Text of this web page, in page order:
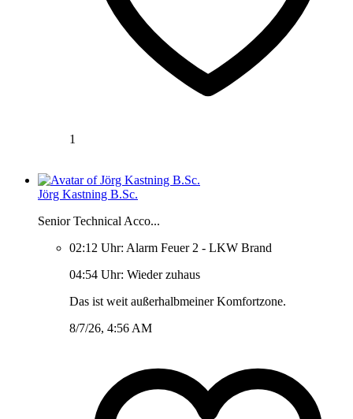
1
Jörg Kastning B.Sc.
Senior Technical Acco...
02:12 Uhr: Alarm Feuer 2 - LKW Brand
04:54 Uhr: Wieder zuhaus
Das ist weit außerhalbmeiner Komfortzone.
8/7/26, 4:56 AM